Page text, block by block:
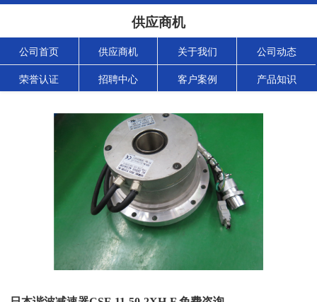
供应商机
公司首页 供应商机 关于我们 公司动态
荣誉认证 招聘中心 客户案例 产品知识